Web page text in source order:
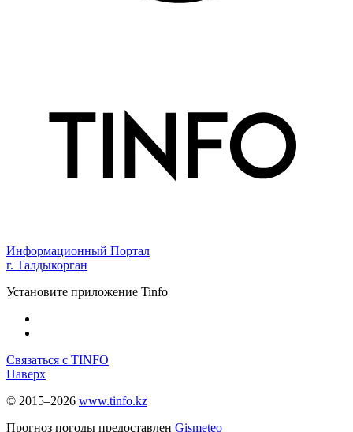
Информационный Портал
г. Талдыкорган
Установите приложение Tinfo
Связаться с TINFO
Наверх
© 2015–2026 www.tinfo.kz
Прогноз погоды предоставлен Gismeteo